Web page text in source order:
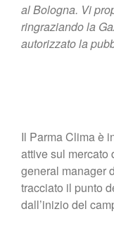
al Bologna. Vi
ringraziando la
autorizzato la
Il Parma Clima è
attive sul mercato
general manager
tracciato il punto
dall’inizio del